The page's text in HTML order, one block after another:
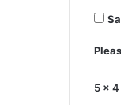
5 × 4